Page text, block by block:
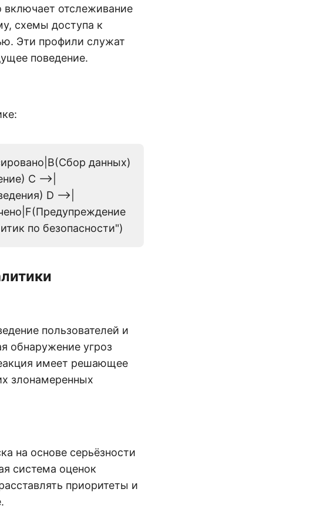
включает отслеживание
схемы доступа к
Эти профили служат
поведение.
данных)
C -->|
D -->|
по безопасности")
пользователей и
обнаружение угроз
имеет решающее
злонамеренных
на основе серьёзности
система оценок
приоритеты и